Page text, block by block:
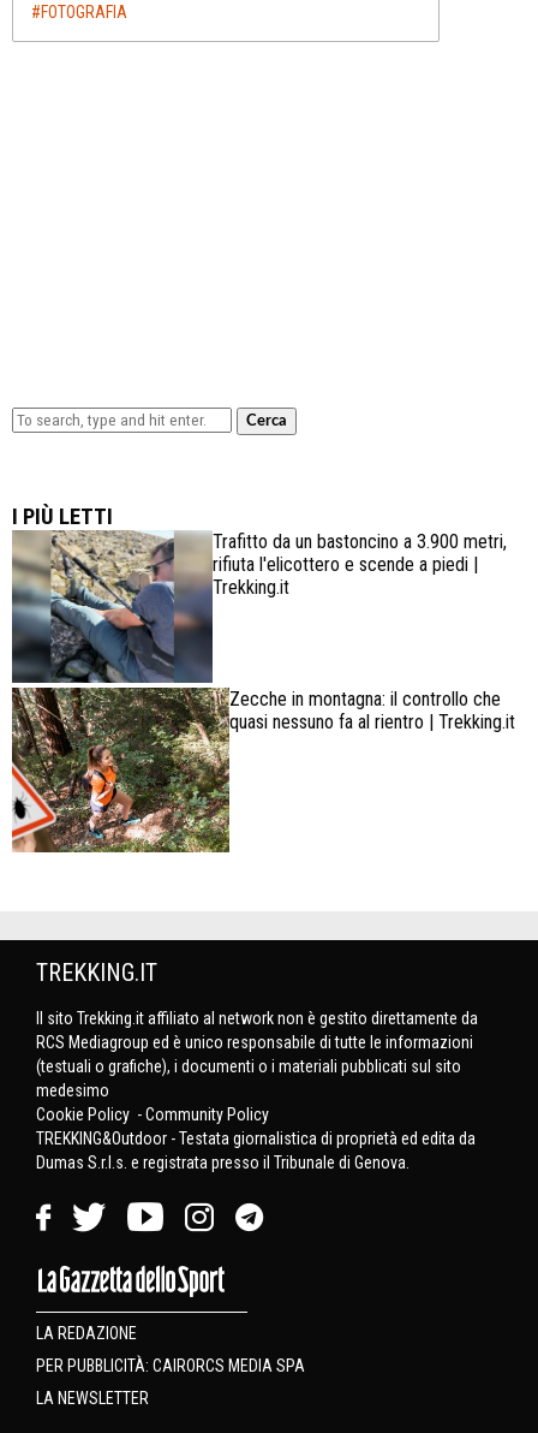
#FOTOGRAFIA
Cerca
I PIÙ LETTI
Trafitto da un bastoncino a 3.900 metri,
rifiuta l'elicottero e scende a piedi |
Trekking.it
Zecche in montagna: il controllo che
quasi nessuno fa al rientro | Trekking.it
TREKKING.IT
Il sito Trekking.it affiliato al network non è gestito direttamente da
RCS Mediagroup ed è unico responsabile di tutte le informazioni
(testuali o grafiche), i documenti o i materiali pubblicati sul sito
medesimo
Cookie Policy -Community Policy
TREKKING&Outdoor - Testata giornalistica di proprietà ed edita da
Dumas S.r.l.s. e registrata presso il Tribunale di Genova.
LA REDAZIONE
PER PUBBLICITÀ: CAIRORCS MEDIA SPA
LA NEWSLETTER